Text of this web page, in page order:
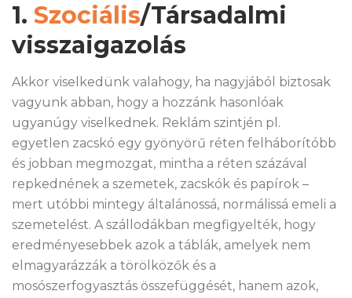
1. Szociális/Társadalmi
visszaigazolás
Akkor viselkedünk valahogy, ha nagyjából biztosak
vagyunk abban, hogy a hozzánk hasonlóak
ugyanúgy viselkednek. Reklám szintjén pl.
egyetlen zacskó egy gyönyörű réten felháborítóbb
és jobban megmozgat, mintha a réten százával
repkednének a szemetek, zacskók és papírok –
mert utóbbi mintegy általánossá, normálissá emeli a
szemetelést. A szállodákban megfigyelték, hogy
eredményesebbek azok a táblák, amelyek nem
elmagyarázzák a törölközők és a
mosószerfogyasztás összefüggését, hanem azok,